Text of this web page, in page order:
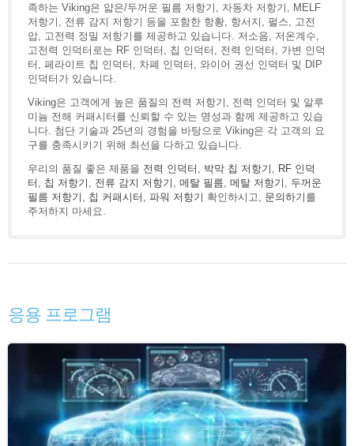
족하는 Viking은 얇은/두꺼운 필름 저항기, 자동차 저항기, MELF
저항기, 전류 감지 저항기 등을 포함한 항황, 항서지, 펄스, 고전
압, 고전력 정밀 저항기를 제공하고 있습니다. 저소음, 저온계수,
고전력 인덕터로는 RF 인덕터, 칩 인덕터, 전력 인덕터, 가변 인덕
터, 페라이트 칩 인덕터, 차폐 인덕터, 와이어 권선 인덕터 및 DIP
인덕터가 있습니다.
Viking은 고객에게 높은 품질의 전력 저항기, 전력 인덕터 및 알루
미늄 전해 커패시터를 신뢰할 수 있는 명성과 함께 제공하고 있습
니다. 첨단 기술과 25년의 경험을 바탕으로 Viking은 각 고객의 요
구를 충족시키기 위해 최선을 다하고 있습니다.
우리의 품질 좋은 제품을 전력 인덕터 박막 칩 저항기
RF 인덕
터
칩 저항기 전류 감지 저항기 메탈 필름 메탈 저항기
두꺼운
필름 저항기
칩 커패시터 파워 저항기 확인하시고, 문의하기 를
주저하지 마세요.
응용 프로그램